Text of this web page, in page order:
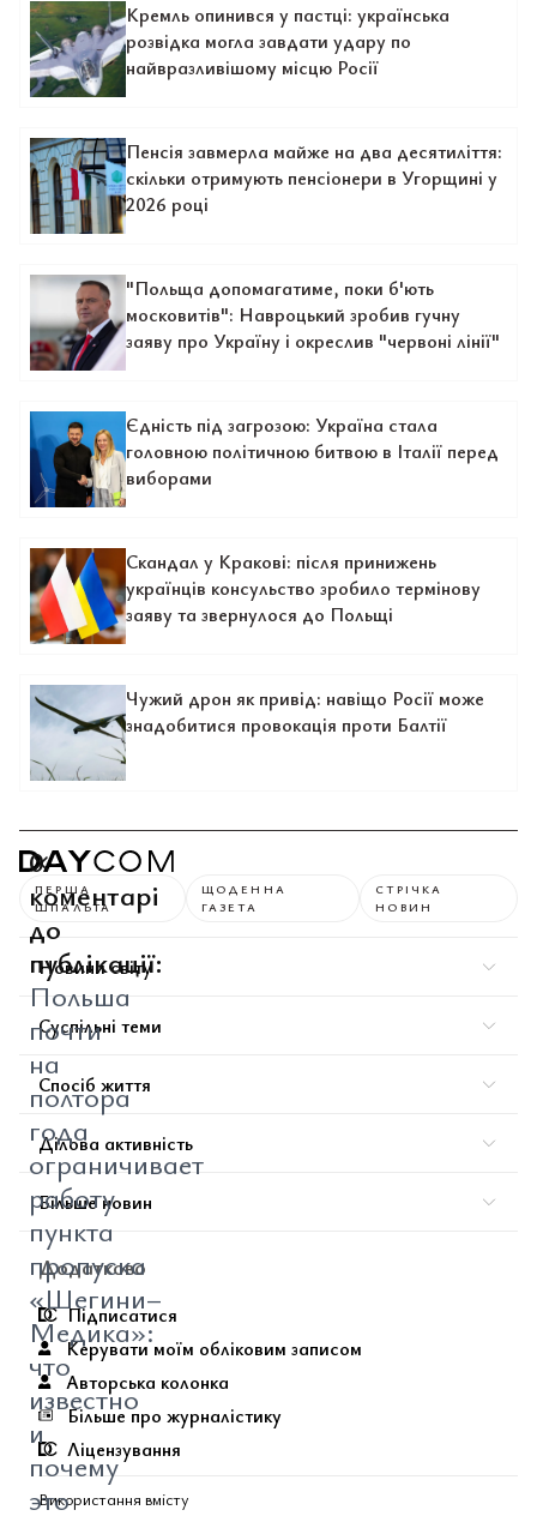
Кремль опинився у пастці: українська
розвідка могла завдати удару по
найвразливішому місцю Росії
Пенсія завмерла майже на два десятиліття:
скільки отримують пенсіонери в Угорщині у
2026 році
"Польща допомагатиме, поки б'ють
московитів": Навроцький зробив гучну
заяву про Україну і окреслив "червоні лінії"
Єдність під загрозою: Україна стала
головною політичною битвою в Італії перед
виборами
Скандал у Кракові: після принижень
українців консульство зробило термінову
заяву та звернулося до Польщі
Чужий дрон як привід: навіщо Росії може
знадобитися провокація проти Балтії
0
коментарі
до
публікації:
Польша
почти
на
полтора
года
ограничивает
работу
пункта
пропуска
«Шегини–
Медика»:
что
известно
и
почему
это
ПЕРША
ШПАЛЬТА
ЩОДЕННА
ГАЗЕТА
СТРІЧКА
НОВИН
Новини світу
Суспільні теми
Спосіб життя
Ділова активність
Більше новин
Додатково
Підписатися
Керувати моїм обліковим записом
Авторська колонка
Більше про журналістику
Ліцензування
Використання вмісту